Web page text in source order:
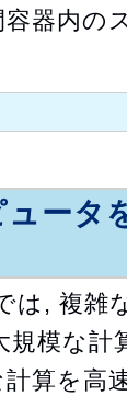
器内の
ータ
は, 複雑
模な計
算を高